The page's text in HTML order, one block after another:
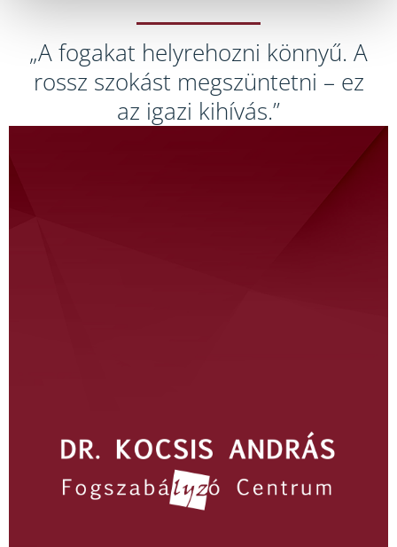
„A fogakat helyrehozni könnyű. A
rossz szokást megszüntetni – ez
az igazi kihívás.”